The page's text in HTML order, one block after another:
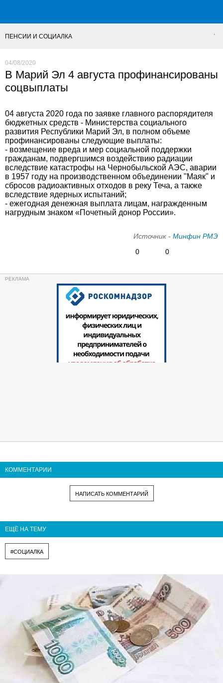
ПЕНСИИ И СОЦИАЛКА
04/08/2020
В Марий Эл 4 августа профинансированы
соцвыплаты
04 августа 2020 года по заявке главного распорядителя
бюджетных средств - Министерства социального
развития Республики Марий Эл, в полном объеме
профинансированы следующие выплаты:
- возмещение вреда и мер социальной поддержки
гражданам, подвергшимся воздействию радиации
вследствие катастрофы на Чернобыльской АЭС, аварии
в 1957 году на производственном объединении "Маяк" и
сбросов радиоактивных отходов в реку Теча, а также
вследствие ядерных испытаний;
- ежегодная денежная выплата лицам, награжденным
нагрудным знаком «Почетный донор России».
Источник - Минфин РМЭ
0
0
КОММЕНТАРИИ
НАПИСАТЬ КОММЕНТАРИЙ
ЕЩЁ НА ТЕМУ
#СОЦИАЛКА